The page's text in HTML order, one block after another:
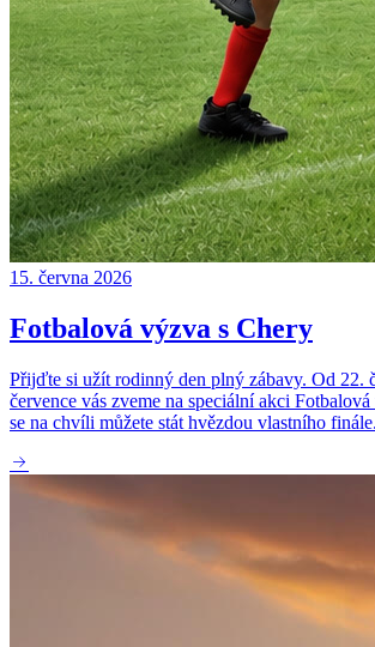
15. června 2026
Fotbalová výzva s Chery
Přijďte si užít rodinný den plný zábavy. Od 22.
července vás zveme na speciální akci
se na chvíli můžete stát hvězdou vlastního finále.